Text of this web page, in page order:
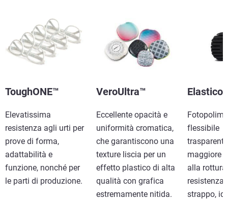
ToughONE™
Elevatissima
resistenza agli urti per
prove di forma,
adattabilità e
funzione, nonché per
le parti di produzione.
VeroUltra™
Eccellente opacità e
uniformità cromatica,
che garantiscono una
texture liscia per un
effetto plastico di alta
qualità con grafica
estremamente nitida.
flessibile
maggiore
alla
resistenza
strappo,